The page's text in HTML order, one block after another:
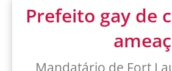
Prefeito gay de
Mandatário de Fort